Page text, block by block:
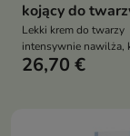
kojący do
Lekki krem do twarzy
intensywnie nawilża,
wspiera regenerację
kwasem
26,70 €